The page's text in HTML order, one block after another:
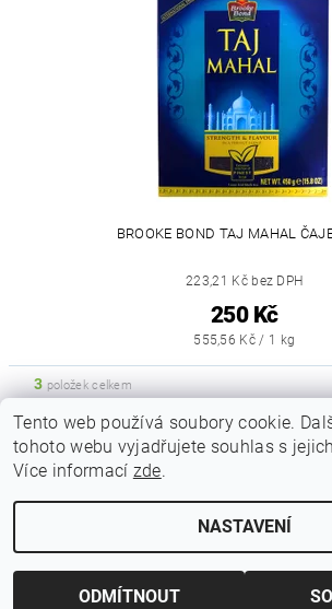
BROOKE BOND TAJ MAHAL
223,21 Kč bez DPH
250 Kč
555,56 Kč / 1 kg
3 položek celkem
Obchodní podmínky |
Reklamační podmínky
2026 © Indicky Koreni, všechna práva vyhrazena
Tento web používá soubory cookie.
tohoto webu vyjadřujete souhlas s
Více informací zde.
NASTAVENÍ
ODMÍTNOUT